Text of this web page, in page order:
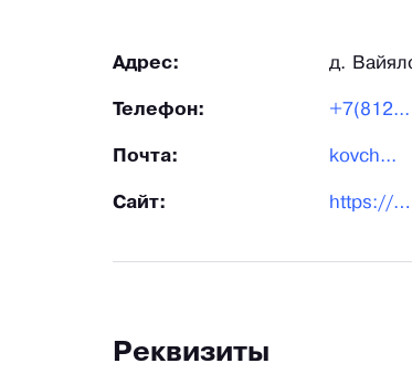
Адрес: д.
Телефон: +7(812...
Почта: kovch...
Сайт: https://chistye-lapki.ru/
Реквизиты